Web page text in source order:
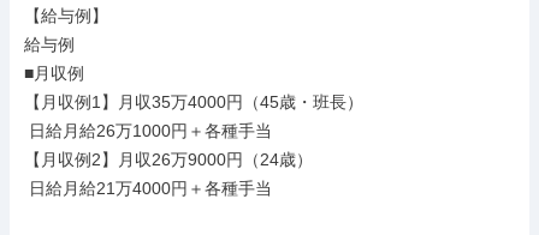
【給与例】
給与例
■月収例
【月収例1】月収35万4000円（45歳・班長）
【月収例2】月収26万9000円（24歳）